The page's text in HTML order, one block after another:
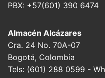
PBX: +57(601) 390 6474
Almacén Alcázares
Cra. 24 No. 70A-07
Bogotá, Colombia
Tels: (601) 288 0599 -